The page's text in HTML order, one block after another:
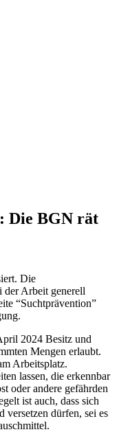
Die BGN rät
Die
der Arbeit generell
“Suchtprävention”
2024 Besitz und
Mengen erlaubt.
Arbeitsplatz.
lassen, die erkennbar
oder andere gefährden
ist auch, dass sich
versetzen dürfen, sei es